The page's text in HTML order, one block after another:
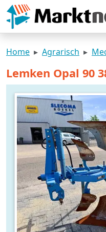
Home Agrarisch
Lemken Opal 90